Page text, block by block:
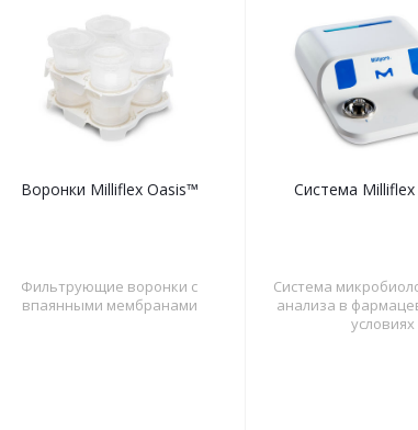
Воронки Milliflex Oasis™
Фильтрующие воронки с
впаянными мембранами
Система
Система
анализа в
условиях